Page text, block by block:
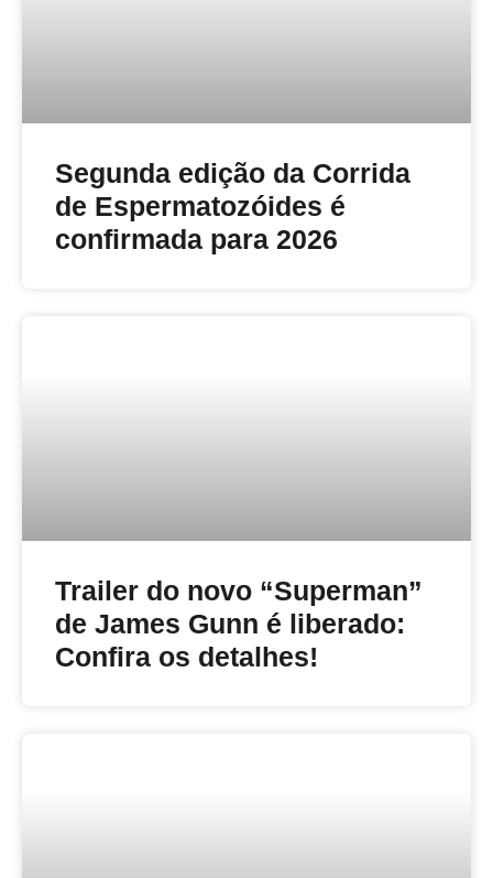
Segunda edição da Corrida
de Espermatozóides é
confirmada para 2026
Trailer do novo “Superman”
de James Gunn é liberado:
Confira os detalhes!